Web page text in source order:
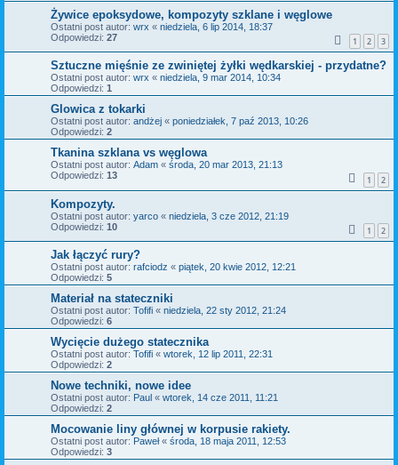
Żywice epoksydowe, kompozyty szklane i węglowe
Ostatni post autor: wrx « niedziela, 6 lip 2014, 18:37
Odpowiedzi: 27 1 2 3
Sztuczne mięśnie ze zwiniętej żyłki wędkarskiej - przydatne?
Ostatni post autor: wrx « niedziela, 9 mar 2014, 10:34
Odpowiedzi: 1
Glowica z tokarki
Ostatni post autor: andżej « poniedziałek, 7 paź 2013, 10:26
Odpowiedzi: 2
Tkanina szklana vs węglowa
Ostatni post autor: Adam « środa, 20 mar 2013, 21:13
Odpowiedzi: 13 1 2
Kompozyty.
Ostatni post autor: yarco « niedziela, 3 cze 2012, 21:19
Odpowiedzi: 10 1 2
Jak łączyć rury?
Ostatni post autor: rafciodz « piątek, 20 kwie 2012, 12:21
Odpowiedzi: 5
Materiał na stateczniki
Ostatni post autor: Tofifi « niedziela, 22 sty 2012, 21:24
Odpowiedzi: 6
Wycięcie dużego statecznika
Ostatni post autor: Tofifi « wtorek, 12 lip 2011, 22:31
Odpowiedzi: 2
Nowe techniki, nowe idee
Ostatni post autor: Paul « wtorek, 14 cze 2011, 11:21
Odpowiedzi: 2
Mocowanie liny głównej w korpusie rakiety.
Ostatni post autor: Paweł« środa, 18 maja 2011, 12:53
Odpowiedzi: 3